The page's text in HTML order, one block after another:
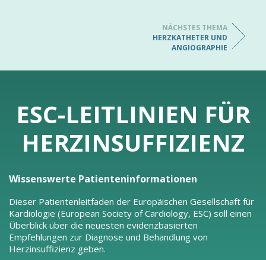
NÄCHSTES THEMA
HERZKATHETER UND
ANGIOGRAPHIE
ESC-LEITLINIEN FÜR
HERZINSUFFIZIENZ
Wissenswerte Patienteninformationen
Dieser Patientenleitfaden der Europäischen Gesellschaft für
Kardiologie (European Society of Cardiology, ESC) soll einen
Überblick über die neuesten evidenzbasierten
Empfehlungen zur Diagnose und Behandlung von
Herzinsuffizienz geben.